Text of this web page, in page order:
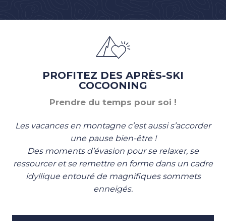
PROFITEZ DES APRÈS-SKI
COCOONING
Prendre du temps pour soi !
Les vacances en montagne c’est aussi s’accorder
une pause bien-être !
Des moments d’évasion pour se relaxer, se
ressourcer et se remettre en forme dans un cadre
idyllique entouré de magnifiques sommets
enneigés.